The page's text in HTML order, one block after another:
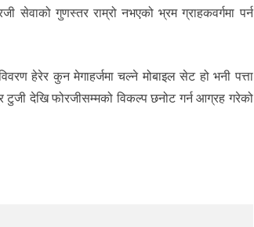
सेवाको गुणस्तर राम्रो नभएको भ्रम ग्राहकवर्गमा पर्न
हेरेर कुन मेगाहर्जमा चल्ने मोबाइल सेट हो भनी पत्ता
देखि फोरजीसम्मको विकल्प छनोट गर्न आग्रह गरेको